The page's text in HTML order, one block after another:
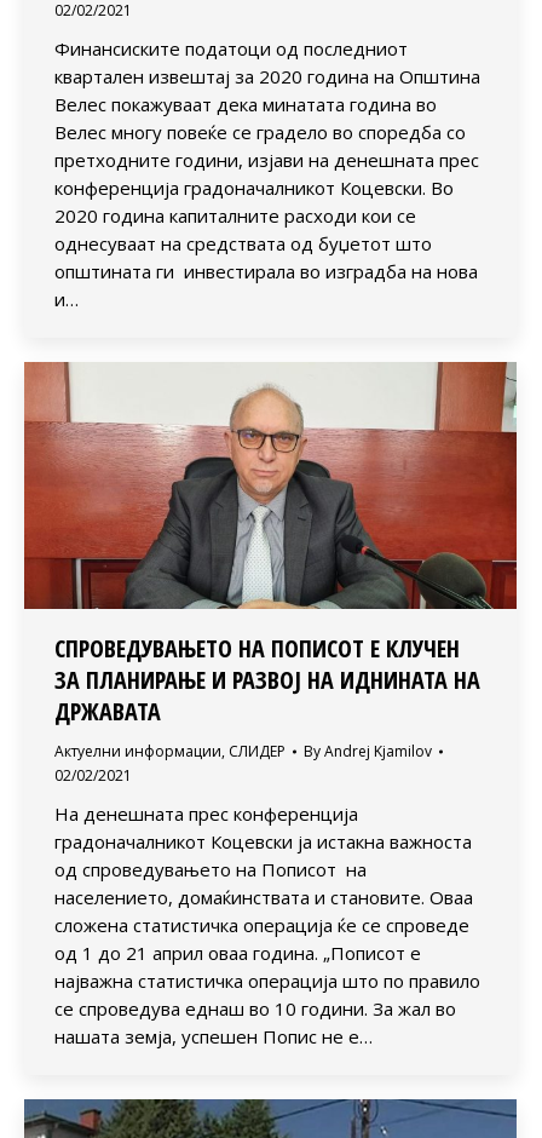
02/02/2021
Финансиските податоци од последниот
квартален извештај за 2020 година на Општина
Велес покажуваат дека минатата година во
Велес многу повеќе се градело во споредба со
претходните години, изјави на денешната прес
конференција градоначалникот Коцевски. Во
2020 година капиталните расходи кои се
однесуваат на средствата од буџетот што
општината ги инвестирала во изградба на нова
и…
СПРОВЕДУВАЊЕТО НА ПОПИСОТ Е КЛУЧЕН
ЗА ПЛАНИРАЊЕ И РАЗВОЈ НА ИДНИНАТА НА
ДРЖАВАТА
Актуелни информации, СЛИДЕР ByAndrej Kjamilov
02/02/2021
На денешната прес конференција
градоначалникот Коцевски ја истакна важноста
од спроведувањето на Пописот на
населението, домаќинствата и становите. Оваа
сложена статистичка операција ќе се спроведе
од 1 до 21 април оваа година. „Пописот е
најважна статистичка операција што по правило
се спроведува еднаш во 10 години. За жал во
нашата земја, успешен Попис не е…